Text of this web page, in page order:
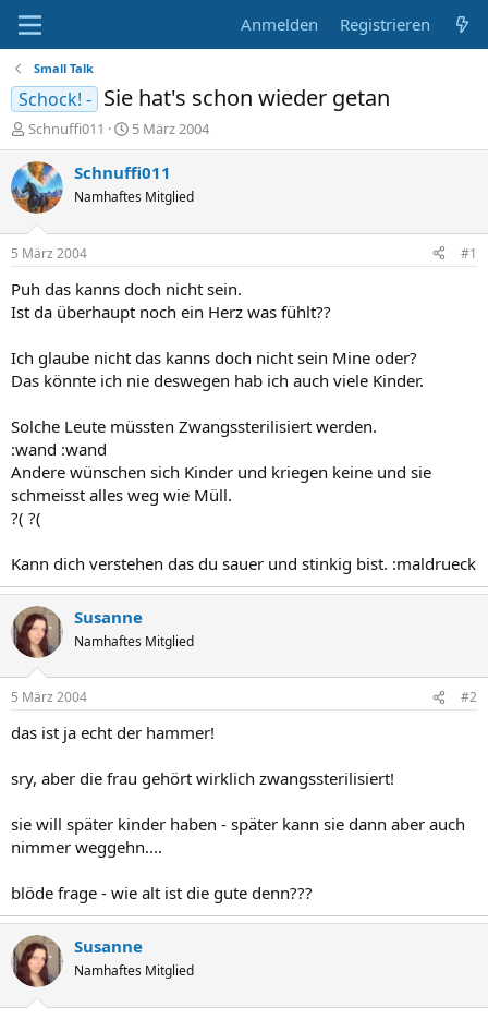
Anmelden Registrieren
Small Talk
Schock! - Sie hat's schon wieder getan
E
r
s
t
e
l
e
r
Schnuffi011
E
r
s
e
t
a
m
5 März 2004
Schnuffi011
Namhaftes Mitglied
5 März 2004 #1
Puh das kanns doch nicht sein.
Ist da überhaupt noch ein Herz was fühlt??
Ich glaube nicht das kanns doch nicht sein Mine oder?
Das könnte ich nie deswegen hab ich auch viele Kinder.
Solche Leute müssten Zwangssterilisiert werden.
:wand :wand
Andere wünschen sich Kinder und kriegen keine und sie
schmeisst alles weg wie Müll.
?( ?(
Kann dich verstehen das du sauer und stinkig bist. :maldrueck
Susanne
Namhaftes Mitglied
5 März 2004 #2
das ist ja echt der hammer!
sry, aber die frau gehört wirklich zwangssterilisiert!
sie will später kinder haben - später kann sie dann aber auch
nimmer weggehn....
blöde frage - wie alt ist die gute denn???
Susanne
Namhaftes Mitglied